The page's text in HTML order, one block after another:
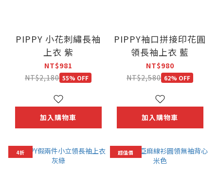
PIPPY 小花刺繡長袖
上衣 紫
NT$981
NT$2,180 55% OFF
加入購物車
PIPPY袖口拼接印花圓
領長袖上衣 藍
NT$980
NT$2,580 62% OFF
加入購物車
4折 超值價